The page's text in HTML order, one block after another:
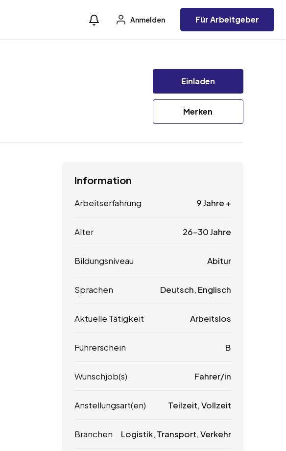
Anmelden Für Arbeitgeber
Einladen
Merken
Information
Arbeitserfahrung 9 Jahre +
Alter 26-30 Jahre
Bildungsniveau Abitur
Sprachen Deutsch, Englisch
Aktuelle Tätigkeit Arbeitslos
Führerschein B
Wunschjob(s) Fahrer/in
Anstellungsart(en) Teilzeit, Vollzeit
Branchen Logistik, Transport, Verkehr